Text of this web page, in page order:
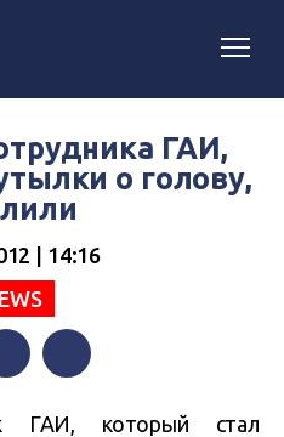
ГАИ,
о голову,
| 14:16
ГАИ, который стал